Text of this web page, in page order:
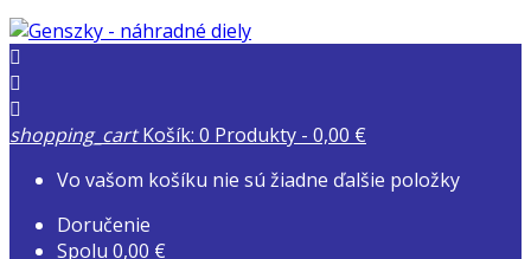



shopping_cart Košík: 0 Produkty - 0,00 €
Vo vašom košíku nie sú žiadne ďalšie položky
Doručenie
Spolu 0,00 €